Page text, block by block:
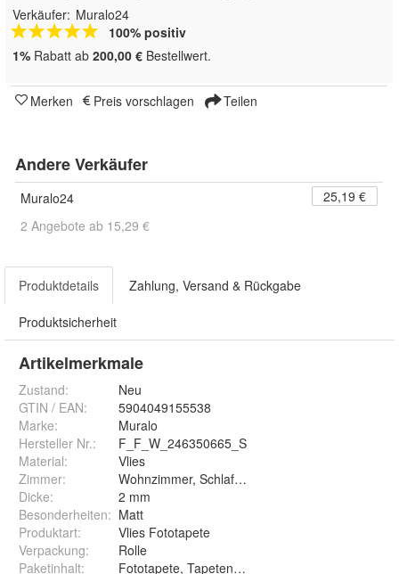
Verkäufer: Muralo24
100% positiv
1% Rabatt ab 200,00 € Bestellwert.
Merken Preis vorschlagen Teilen
Andere Verkäufer
Muralo24
25,19 €
2 Angebote ab 15,29 €
Produktdetails Zahlung, Versand & Rückgabe
Produktsicherheit
Artikelmerkmale
Zustand:
Neu
GTIN / EAN:
5904049155538
Marke:
Muralo
Hersteller Nr.:
F_F_W_246350665_S
Material:
Vlies
Zimmer:
Wohnzimmer, Schlafzimmer, Arbeitszimmer,
Dicke:
2 mm
Besonderheiten: Matt
Produktart:
Vlies Fototapete
Verpackung:
Rolle
Paketinhalt:
Fototapete, Tapetenkleister, Montageanleitung